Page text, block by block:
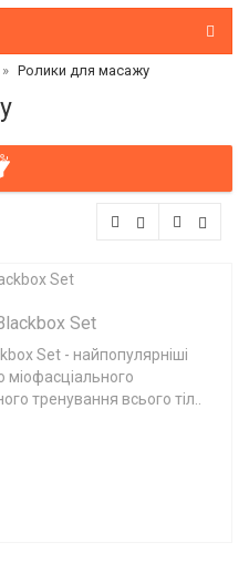
Ролики для масажу
Set
Set - найпопулярніші
міофасціального
тренування всього тіл..